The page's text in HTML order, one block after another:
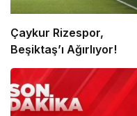
Çaykur Rizespor,
Beşiktaş’ı Ağırlıyor!